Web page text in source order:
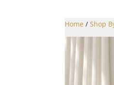
Home /Shop